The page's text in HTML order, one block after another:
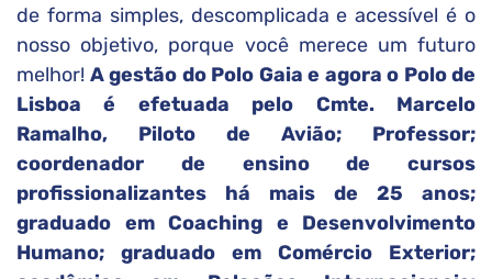
de forma simples, descomplicada e acessível é o
nosso objetivo, porque você merece um futuro
melhor! A gestão do Polo Gaia e agora o Polo de
Lisboa é efetuada pelo Cmte. Marcelo
Ramalho, Piloto de Avião; Professor;
coordenador de ensino de cursos
profissionalizantes há mais de 25 anos;
graduado em Coaching e Desenvolvimento
Humano; graduado em Comércio Exterior;